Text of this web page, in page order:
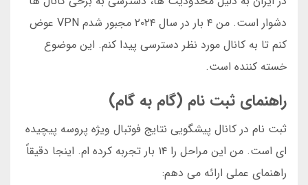
دشوار است. من ۴ بار در سال ۲۰۲۴ مجبور شدم VPN عوض
کنم تا به کانال مورد نظر دسترسی پیدا کنم. این موضوع
خسته کننده است.
راهنمای ثبت نام (گام به گام)
ثبت نام در کانال پیشگویی نتایج فوتبال ویژه پروسه پیچیده
ای است. من این مراحل را ۱۴ بار تجربه کرده ام. اینجا دقیقاً
راهنمای عملی ارائه می دهم: